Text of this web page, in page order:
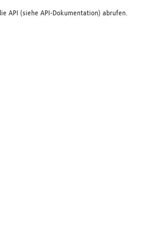
API (siehe API-Dokumentation) abrufen.